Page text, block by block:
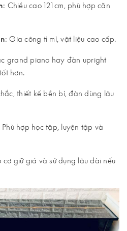
: Chiều cao 121 cm, phù hợp căn
: Gia công tỉ mỉ, vật liệu cao cấp.
grand piano hay đàn upright
hơn.
thiết kế bền bỉ, đàn dùng lâu
Phù hợp học tập, luyện tập và
cơ giữ giá và sử dụng lâu dài nếu